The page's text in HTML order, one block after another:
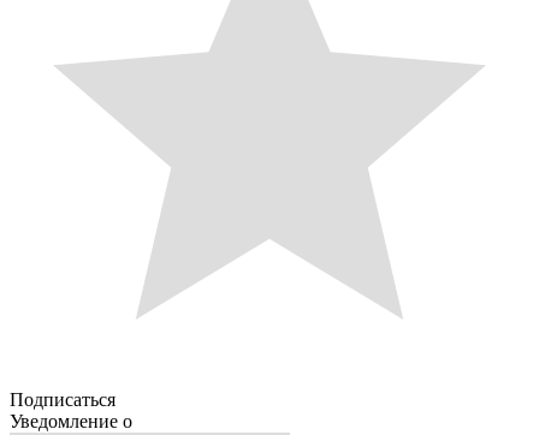
Подписаться
Уведомление о